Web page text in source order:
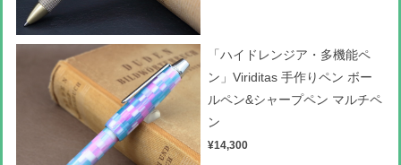
「ハイドレンジア・多機能ペ
ン」Viriditas 手作りペン ボー
ルペン&シャープペン マルチペ
ン
¥14,300